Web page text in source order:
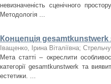
невизначеність сценічного
Методологія ...
Концепція gesamtkunstwerk
Іващенко, Ірина Віталіївна;
Мета статті – окреслити
категорії gesamtkunstwerk та
естетики. ...